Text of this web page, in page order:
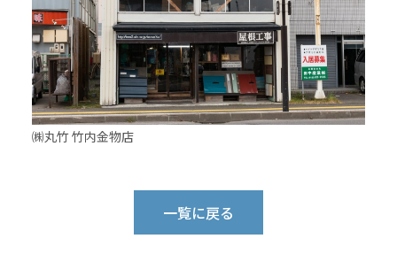
㈱丸竹 竹内金物店
一覧に戻る